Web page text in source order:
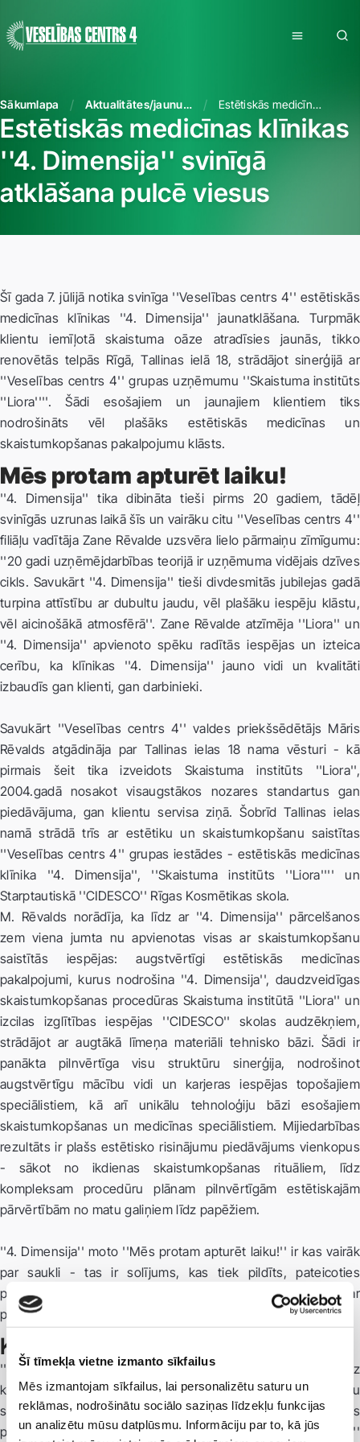
Šī tīmekļa vietne izmanto sīkfailus
Mēs izmantojam sīkfailus, lai personalizētu saturu un
reklāmas, nodrošinātu sociālo saziņas līdzekļu funkcijas
un analizētu mūsu datplūsmu. Informāciju par to, kā jūs
Sākumlapa Aktualitātes/jaunumi Estētiskās medicīnas klīnikas ''4. Dimensija'' svinīgā atklāšana pulcē viesus
Estētiskās medicīnas klīnikas
''4. Dimensija'' svinīgā
atklāšana pulcē viesus
Šī gada 7. jūlijā notika svinīga ''Veselības centrs 4'' estētiskās
medicīnas klīnikas ''4. Dimensija'' jaunatklāšana. Turpmāk
klientu iemīļotā skaistuma oāze atradīsies jaunās, tikko
renovētās telpās Rīgā, Tallinas ielā 18, strādājot sinerģijā ar
''Veselības centrs 4'' grupas uzņēmumu ''Skaistuma institūts
''Liora''''. Šādi esošajiem un jaunajiem klientiem tiks
nodrošināts vēl plašāks estētiskās medicīnas un
skaistumkopšanas pakalpojumu klāsts.
Mēs protam apturēt laiku!
''4. Dimensija'' tika dibināta tieši pirms 20 gadiem, tādēļ
svinīgās uzrunas laikā šīs un vairāku citu ''Veselības centrs 4''
filiāļu vadītāja Zane Rēvalde uzsvēra lielo pārmaiņu zīmīgumu:
''20 gadi uzņēmējdarbības teorijā ir uzņēmuma vidējais dzīves
cikls. Savukārt ''4. Dimensija'' tieši divdesmitās jubilejas gadā
turpina attīstību ar dubultu jaudu, vēl plašāku iespēju klāstu,
vēl aicinošākā atmosfērā''. Zane Rēvalde atzīmēja ''Liora'' un
''4. Dimensija'' apvienoto spēku radītās iespējas un izteica
cerību, ka klīnikas ''4. Dimensija'' jauno vidi un kvalitāti
izbaudīs gan klienti, gan darbinieki.
Savukārt ''Veselības centrs 4'' valdes priekšsēdētājs Māris
Rēvalds atgādināja par Tallinas ielas 18 nama vēsturi - kā
pirmais šeit tika izveidots Skaistuma institūts ''Liora'',
2004.gadā nosakot visaugstākos nozares standartus gan
piedāvājuma, gan klientu servisa ziņā. Šobrīd Tallinas ielas
namā strādā trīs ar estētiku un skaistumkopšanu saistītas
''Veselības centrs 4'' grupas iestādes - estētiskās medicīnas
klīnika ''4. Dimensija'', ''Skaistuma institūts ''Liora'''' un
Starptautiskā ''CIDESCO'' Rīgas Kosmētikas skola.
M. Rēvalds norādīja, ka līdz ar ''4. Dimensija'' pārcelšanos
zem viena jumta nu apvienotas visas ar skaistumkopšanu
saistītās iespējas: augstvērtīgi estētiskās medicīnas
pakalpojumi, kurus nodrošina ''4. Dimensija'', daudzveidīgas
skaistumkopšanas procedūras Skaistuma institūtā ''Liora'' un
izcilas izglītības iespējas ''CIDESCO'' skolas audzēkņiem,
strādājot ar augtākā līmeņa materiāli tehnisko bāzi. Šādi ir
panākta pilnvērtīga visu struktūru sinerģija, nodrošinot
augstvērtīgu mācību vidi un karjeras iespējas topošajiem
speciālistiem, kā arī unikālu tehnoloģiju bāzi esošajiem
skaistumkopšanas un medicīnas speciālistiem. Mijiedarbības
rezultāts ir plašs estētisko risinājumu piedāvājums vienkopus
- sākot no ikdienas skaistumkopšanas rituāliem, līdz
kompleksam procedūru plānam pilnvērtīgām estētiskajām
pārvērtībām no matu galiņiem līdz papēžiem.
''4. Dimensija'' moto ''Mēs protam apturēt laiku!'' ir kas vairāk
par saukli - tas ir solījums, kas tiek pildīts, pateicoties
pieredzējušu speciālistu komandai, kura savu darbu veic ar
patiesām rūpēm par klienta mērķu sasniegšanu un labsajūtu.
Kompleksa, individuāla pieeja
''4. Dimensija'' un ''Liora'' apvienotais koncepts paredz
kompleksu, individuālu pieeju klientu estētisko mērķu
sasniegšanai un saglabāšanai. Skaistas un koptas ārienes
pamats ir veselība - par šo aspektu rūpējas ''4. Dimensija''